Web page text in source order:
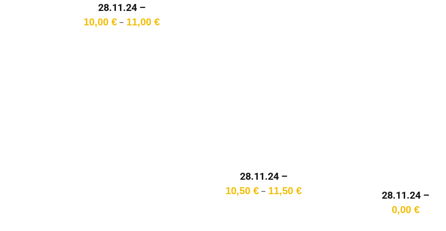
28.11.24 –
DONNERSTAG – 15:00
Uhr
10,00 € – 11,00 €Preisspanne:
28.11.24 –
DONNERSTAG – 17:00
Uhr – Überlänge
10,50 € – 11,50 €Preisspanne:
28.11.24 –
DONNERSTAG –
Uhr
0,00 €